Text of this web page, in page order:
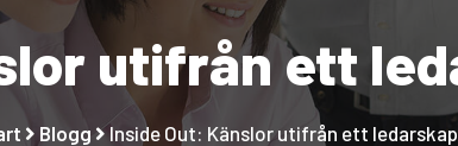
utifrån ett
Blogg Inside Out: Känslor utifrån ett